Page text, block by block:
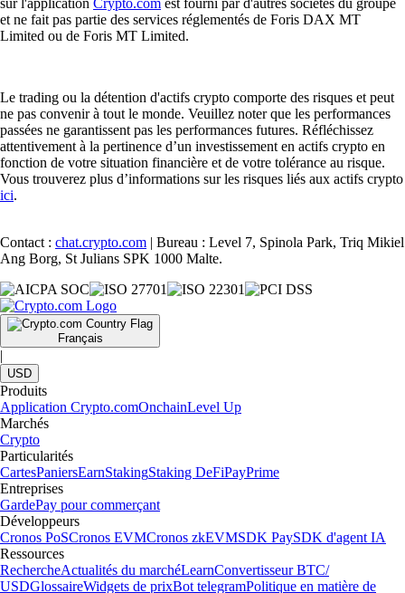
et ne fait pas partie des services réglementés de Foris DAX MT
Limited ou de Foris MT Limited.
Le trading ou la détention d'actifs crypto comporte des risques et peut
ne pas convenir à tout le monde. Veuillez noter que les performances
passées ne garantissent pas les performances futures. Réfléchissez
attentivement à la pertinence d’un investissement en actifs crypto en
fonction de votre situation financière et de votre tolérance au risque.
Vous trouverez plus d’informations sur les risques liés aux actifs crypto
ici.
Contact : chat.crypto.com | Bureau : Level 7, Spinola Park, Triq Mikiel
Ang Borg, St Julians SPK 1000 Malte.
Français
|
USD
Produits
Application Crypto.comOnchainLevel Up
Marchés
Crypto
Particularités
CartesPaniersEarnStakingStaking DeFiPayPrime
Entreprises
GardePay pour commerçant
Développeurs
Cronos PoSCronos EVMCronos zkEVMSDK PaySDK d'agent IA
Ressources
RechercheActualités du marchéLearnConvertisseur BTC/
USDGlossaireWidgets de prixBot telegramPolitique en matière de